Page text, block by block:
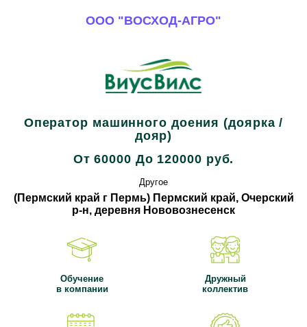
ООО "ВОСХОД-АГРО"
Оператор машинного доения (доярка /
дояр)
От 60000 До 120000 руб.
Другое
(Пермский край г Пермь) Пермский край, Очерский
р-н, деревня Нововознесенск
Обучение
в компании
Дружный
коллектив